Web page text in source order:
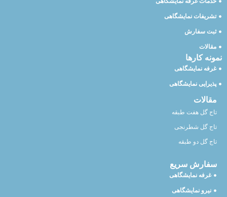
تشریفات نمایشگاهی
ثبت سفارش
مقالات
نمونه کارها
غرفه نمایشگاهی
پذیرایی نمایشگاهی
مقالات
تاج گل هفت طبقه
تاج گل شطرنجی
تاج گل دو طبقه
سفارش سریع
غرفه نمایشگاهی
نیرو نمایشگاهی